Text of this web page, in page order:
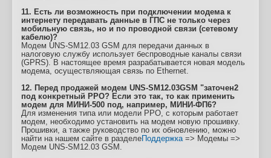
11. Есть ли возможность при подключении модема к
интернету передавать данные в ГПС не только через
мобильную связь, но и по проводной связи (сетевому
кабелю)?
Модем UNS-SM12.03 GSM для передачи данных в
налоговую службу использует беспроводные каналы связи
(GPRS). В настоящее время разрабатывается новая модель
модема, осуществляющая связь по Ethernet.
12. Перед продажей модем UNS-SM12.03GSM "заточен2
под конкретный РРО? Если это так, то как применить
модем для МИНИ-500 под, например, МИНИ-ФП6?
Для изменения типа или модели РРО, с которым работает
модем, необходимо установить на модем новую прошивку.
Прошивки, а также руководство по их обновлению, можно
найти на нашем сайте в разделеПоддержка => Модемы =>
Модем UNS-SM12.03 GSM.